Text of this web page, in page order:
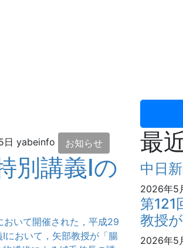
日 yabeinfo お知らせ
別講義Iの
いて開催された，平成29
において，矢部教授が「腸
最
中日
2026年5
第121
教授
2026年5